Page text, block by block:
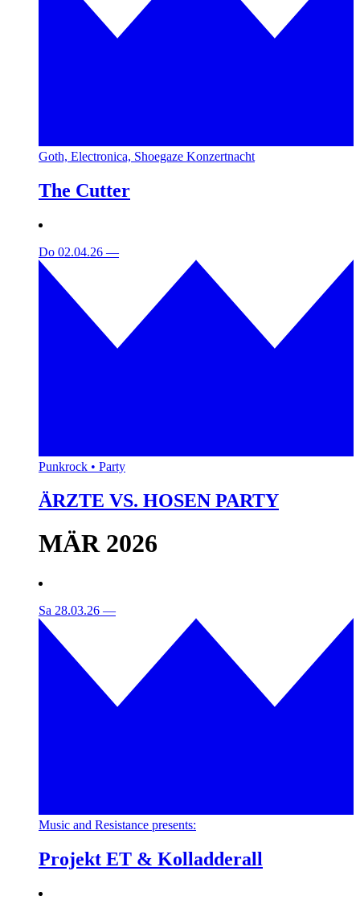
Goth, Electronica, Shoegaze Konzertnacht
The Cutter
Do 02.04.26 —
Punkrock • Party
ÄRZTE VS. HOSEN PARTY
MÄR 2026
Sa 28.03.26 —
Music and Resistance presents:
Projekt ET & Kolladderall